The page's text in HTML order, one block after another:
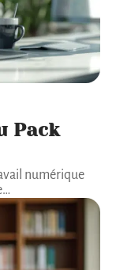
Pack
numérique
…